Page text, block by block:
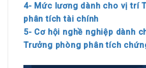
4- Mức lương dành cho vị trí
phân tích tài chính
5- Cơ hội nghề nghiệp dành
Trưởng phòng phân tích